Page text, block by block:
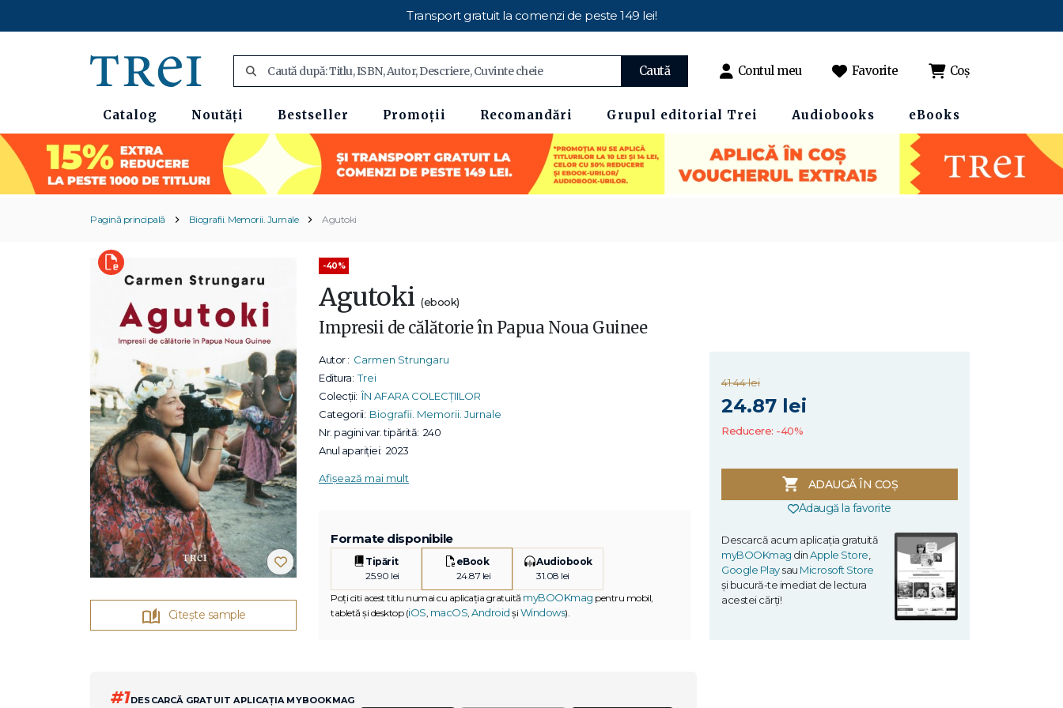
Transport gratuit la comenzi de peste 149 lei!
Caută Contul meu Favorite Coș
Catalog Noutăți Bestseller Promoții Recomandări Grupul editorial Trei Audiobooks eBooks
Pagină principală Biografii. Memorii. Jurnale Agutoki
Citește sample
-40%
Agutoki (ebook)
Impresii de călătorie în Papua Noua Guinee
Autor : Carmen Strungaru
Editura: Trei
Colecții: ÎN AFARA COLECȚIILOR
Categorii: Biografii. Memorii. Jurnale
Nr. pagini var. tipărită: 240
Anul apariției: 2023
Afișează mai mult
Formate disponibile
Tipărit
25.90 lei
eBook
24.87 lei
Audiobook
31.08 lei
Poți citi acest titlu numai cu aplicația gratuită myBOOKmag pentru mobil,
tabletă și desktop (iOS macOS Android și Windows).
41.44 lei
24.87 lei
Reducere: -40%
ADAUGĂ ÎN COȘ
Adaugă la favorite
Descarcă acum aplicația gratuită
myBOOKmag dinApple Store
Google Playsau Microsoft Store
și bucură-te imediat de lectura
acestei cărți!
#1DESCARCĂ GRATUIT APLICAȚIA MYBOOKMAG